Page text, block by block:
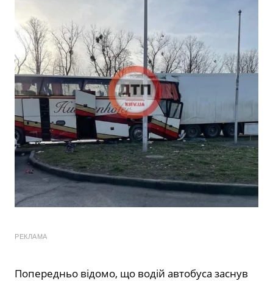
РЕКЛАМА
Попередньо відомо, що водій автобуса заснув